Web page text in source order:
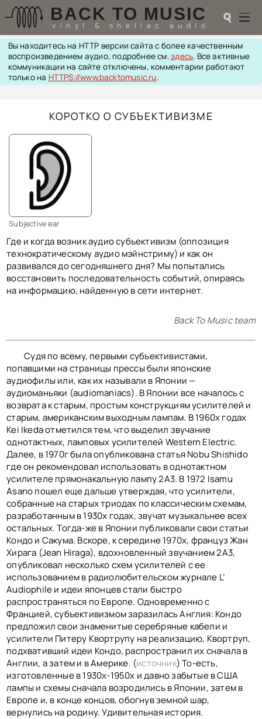
BACK TO MUSIC
vinyl & shellac audio ☌
☌
UPGRADES
АКУСТИКА
ТЕОРИЯ
МУЗЫКА
HI-FI PLAYERS
TESTS
ПЕРСОНАЛИИ
LOL
О САЙТЕ
КОНТАКТЫ
BACK TO PHOTO
Вы находитесь на HTTP версии сайта с более качественным
воспроизведением аудио, подробнее см.здесь. Все активные
коммуникации на сайте отключены, комментарии работают
только на HTTPS://www.backtomusic.ru.
КОРОТКО О СУБЪЕКТИВИЗМЕ
Subjective ear
Где и когда возник аудио субъективизм (оппозиция
технократическому аудио мэйнстриму) и как он
развивался до сегодняшнего дня? Мы попытались
восстановить последовательность событий, опираясь
на информацию, найденную в сети интернет.
Back To Music team
Судя по всему, первыми субъективистами,
попавшими на страницы прессы были японские
аудиофилы или, как их называли в Японии —
аудиоманьяки (audiomaniacs). В Японии все началось с
возврата к старым, простым конструкциям усилителей и
старым, американским выходным лампам. В 1960х годах
Kei Ikeda отметился тем, что выделил звучание
однотактных, ламповых усилителей Western Electric.
Далее, в 1970г была опубликована статья Nobu Shishido
где он рекомендовал использовать в однотактном
усилителе прямонакальную лампу 2А3. В 1972 Isamu
Asano пошел еще дальше утверждая, что усилители,
собранные на старых триодах по классическим схемам,
разработанным в 1930х годах, звучат музыкальнее всех
остальных. Тогда-же в Японии публиковали свои статьи
Кондо и Сакума. Вскоре, к середине 1970х, француз Жан
Хирага (Jean Hiraga), вдохновленный звучанием 2А3,
опубликовал несколько схем усилителей с ее
использованием в радиолюбительском журнале L’
Audiophile и идеи японцев стали быстро
распространяться по Европе. Одновременно с
Францией, субъективизмом заразилась Англия: Кондо
предложил свои знаменитые серебряные кабели и
усилители Питеру Квортрупу на реализацию, Квортруп,
подхвативший идеи Кондо, распространил их сначала в
Англии, а затем и в Америке. (источник) То-есть,
изготовленные в 1930х-1950х и давно забытые в США
лампы и схемы сначала возродились в Японии, затем в
Европе и, в конце концов, обогнув земной шар,
вернулись на родину. Удивительная история.